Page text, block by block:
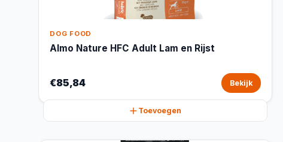
DOG FOOD
Almo Nature HFC Adult Lam en Rijst
€85,84 Bekijk
Toevoegen